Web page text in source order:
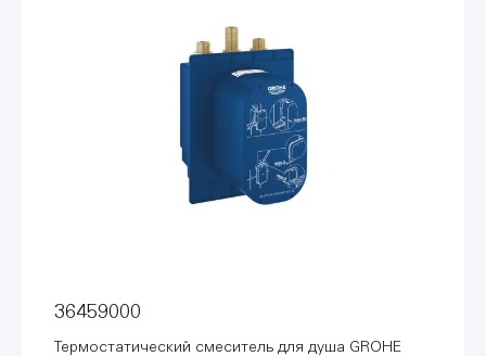
36459000
Термостатический смеситель для душа GROHE